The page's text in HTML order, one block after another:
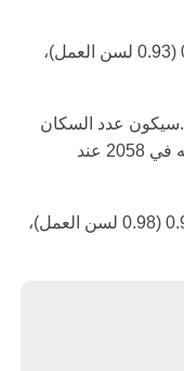
معدل نمو السكان في المكسيك في عام 2026 هو 0.8٪، نسبة الجنسين هي 0.94 (0.93 لسن العمل)،
سيكون السكان في سن العمل أقل من 60٪ من إجمالي السكان في العام 2072.سيكون عدد السكان
المسنين أكثر من ضعف السكان الشباب في 2081.بلغ إجمالي عدد السكان ذروته في 2058 عند
في عام 2050، معدل نمو السكان في المكسيك هو 0.18٪، نسبة الجنسين هي 0.94 (0.98 لسن العمل)،